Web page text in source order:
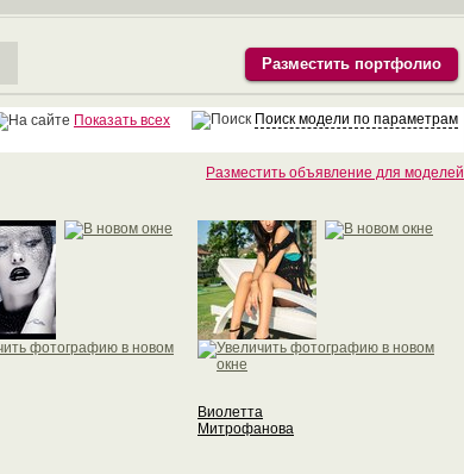
Разместить портфолио
Поиск модели по параметрам
Показать всех
Разместить объявление для моделей
Виолетта
Митрофанова